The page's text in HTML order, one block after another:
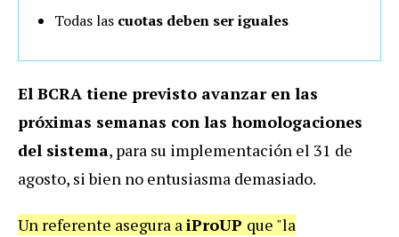
Todas las cuotas deben ser iguales
El BCRA tiene previsto avanzar en las
próximas semanas con las homologaciones
del sistema, para su implementación el 31 de
agosto, si bien no entusiasma demasiado.
Un referente asegura aiProUP que "la